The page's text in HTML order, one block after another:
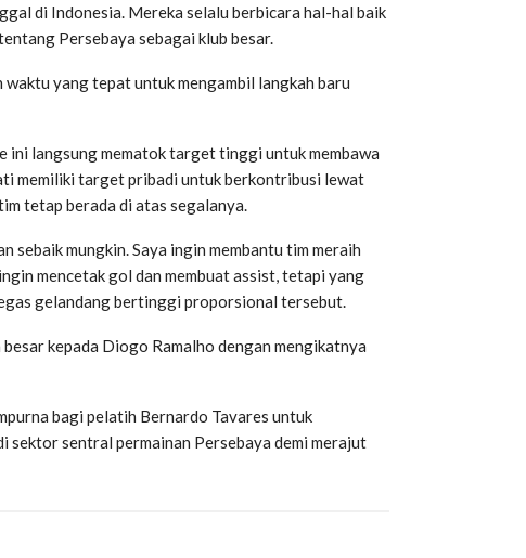
di Indonesia. Mereka selalu berbicara hal-hal baik
Persebaya sebagai klub besar.
yang tepat untuk mengambil langkah baru
ini langsung mematok target tinggi untuk membawa
memiliki target pribadi untuk berkontribusi lewat
tetap berada di atas segalanya.
sebaik mungkin. Saya ingin membantu tim meraih
mencetak gol dan membuat assist, tetapi yang
gelandang bertinggi proporsional tersebut.
kepada Diogo Ramalho dengan mengikatnya
bagi pelatih Bernardo Tavares untuk
sektor sentral permainan Persebaya demi merajut